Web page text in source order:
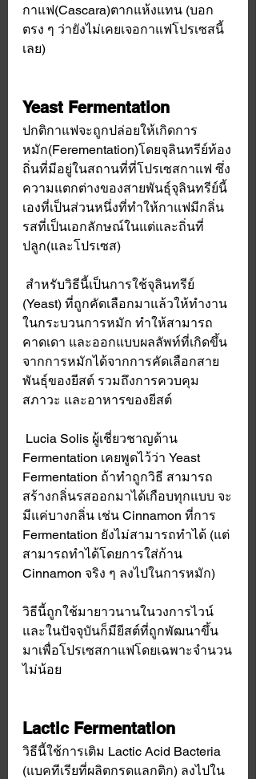
กาแฟ(Cascara)ตากแห้งแทน (บอก
ตรง ๆ ว่ายังไม่เคยเจอกาแฟโปรเซสนี้
เลย)
Yeast Fermentation
ปกติกาแฟจะถูกปล่อยให้เกิดการ
หมัก(Ferementation)โดยจุลินทรีย์ท้อง
ถิ่นที่มีอยู่ในสถานที่ที่โปรเซสกาแฟ ซึ่ง
ความแตกต่างของสายพันธุ์จุลินทรีย์นี้
เองที่เป็นส่วนหนึ่งที่ทำให้กาแฟมีกลิ่น
รสที่เป็นเอกลักษณ์ในแต่และถิ่นที่
ปลูก(และโปรเซส)
(Yeast) ที่ถูกคัดเลือกมาแล้วให้ทำงาน
ในกระบวนการหมัก ทำให้สามารถ
คาดเดา และออกแบบผลลัพท์ที่เกิดขึ้น
จากการหมักได้จากการคัดเลือกสาย
พันธุ์ของยีสต์ รวมถึงการควบคุม
สภาวะ และอาหารของยีสต์
Fermentation เคยพูดไว้ว่า Yeast
Fermentation ถ้าทำถูกวิธี สามารถ
สร้างกลิ่นรสออกมาได้เกือบทุกแบบ จะ
มีแค่บางกลิ่น เช่น Cinnamon ที่การ
Fermentation ยังไม่สามารถทำได้ (แต่
สามารถทำได้โดยการใส่ก้าน
Cinnamon จริง ๆ ลงไปในการหมัก)
วิธีนี้ถูกใช้มายาวนานในวงการไวน์
และในปัจจุบันก็มียีสต์ที่ถูกพัฒนาขึ้น
มาเพื่อโปรเซสกาแฟโดยเฉพาะจำนวน
ไม่น้อย
Lactic Fermentation
วิธีนี้ใช้การเติม Lactic Acid Bacteria
(แบคทีเรียที่ผลิตกรดแลกติก) ลงไปใน